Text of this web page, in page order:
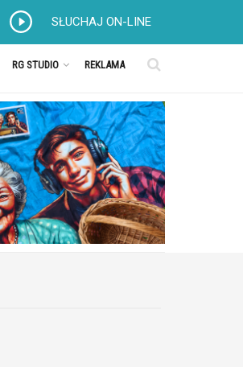
SŁUCHAJ ON-LINE
RG STUDIO REKLAMA